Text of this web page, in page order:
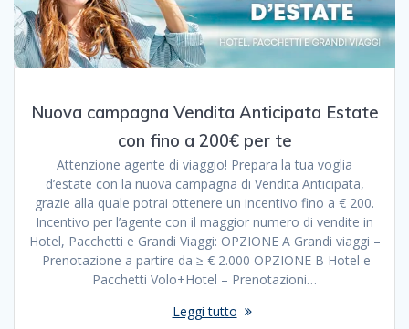
Nuova campagna Vendita Anticipata Estate
con fino a 200€ per te
Attenzione agente di viaggio! Prepara la tua voglia
d’estate con la nuova campagna di Vendita Anticipata,
grazie alla quale potrai ottenere un incentivo fino a € 200.
Incentivo per l’agente con il maggior numero di vendite in
Hotel, Pacchetti e Grandi Viaggi: OPZIONE A Grandi viaggi –
Prenotazione a partire da ≥ € 2.000 OPZIONE B Hotel e
Pacchetti Volo+Hotel – Prenotazioni…
Leggi tutto